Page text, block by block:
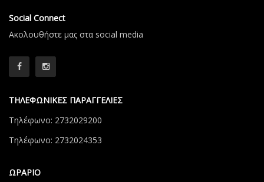
Social Connect
Aκολουθήστε μας στα social media
ΤΗΛΕΦΩΝΙΚΕΣ ΠΑΡΑΓΓΕΛΙΕΣ
Τηλέφωνο: 2732029200
Τηλέφωνο: 2732024353
ΩΡΑΡΙΟ